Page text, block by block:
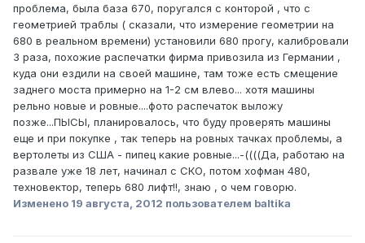
проблема, была база 670, поругался с конторой , что с
геометрией траблы ( сказали, что измерение геометрии на
680 в реальном времени) установили 680 прогу, калибровали
3 раза, похожие распечатки фирма привозила из Германии ,
куда они ездили на своей машине, там тоже есть смещение
заднего моста примерно на 1-2 см влево... хотя машины
рельно новые и ровные....фото распечаток выложу
позже...ПЫСЫ, планировалось, что буду проверять машины
еще и при покупке , так теперь на ровных тачках проблемы, а
вертолеты из США - пипец какие ровные...-((((Да, работаю на
развале уже 18 лет, начинал с СКО, потом хофман 480,
техновектор, теперь 680 лифт!!, знаю , о чем говорю.
Изменено 19 августа, 2012 пользователем baltika